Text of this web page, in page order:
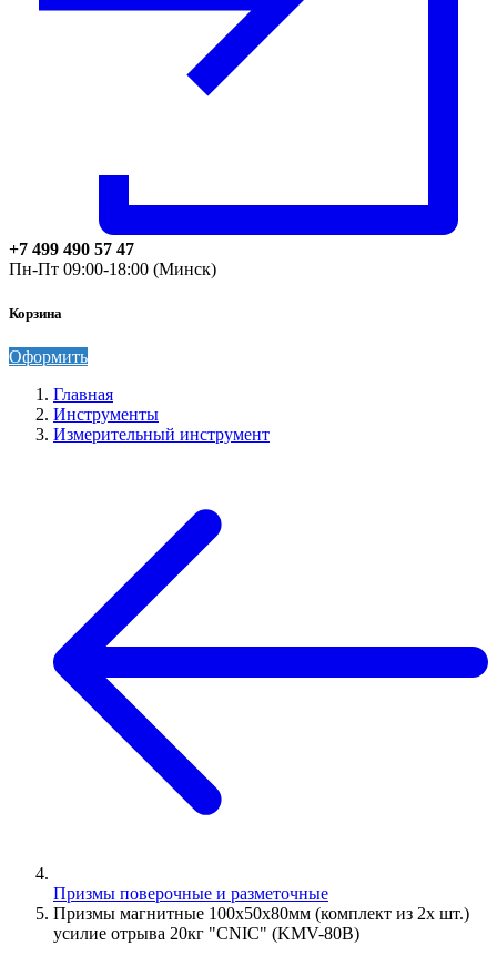
+7 499 490 57 47
Пн-Пт 09:00-18:00 (Минск)
Корзина
Оформить
Главная
Инструменты
Измерительный инструмент
Призмы поверочные и разметочные
Призмы магнитные 100х50х80мм (комплект из 2х шт.)
усилие отрыва 20кг "CNIC" (KMV-80В)